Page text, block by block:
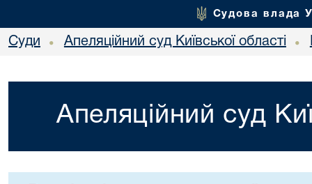
Судова влада
Суди • Апеляційний суд Київської області •
Апеляційний суд